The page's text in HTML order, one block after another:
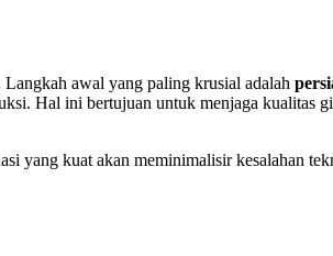
awal yang paling krusial adalah
Hal ini bertujuan untuk menjaga
yang kuat akan meminimalisir kesalahan